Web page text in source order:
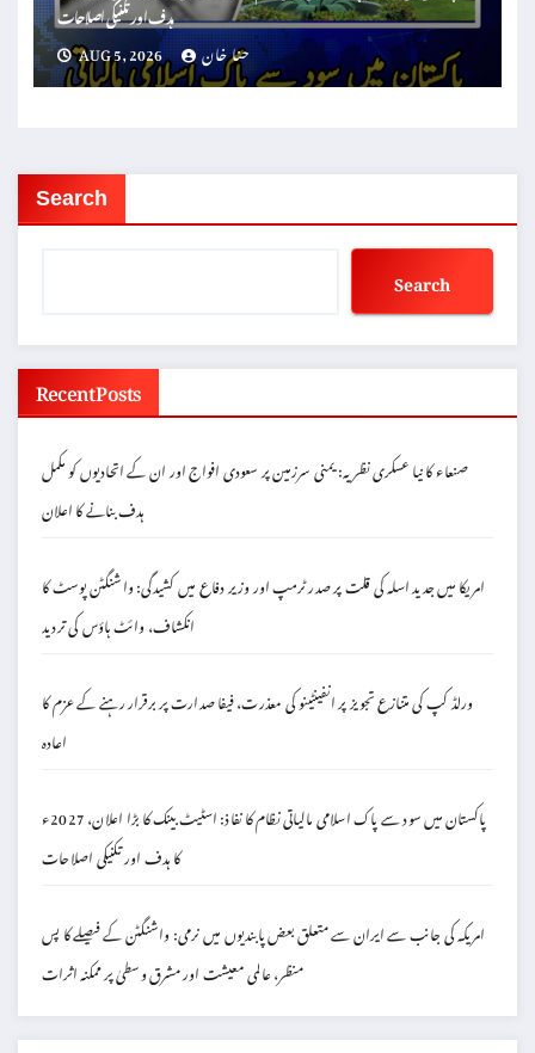
ہدف اور تکنیکی اصلاحات
AUG 5, 2026
حنا خان
Search
Search
Recent Posts
صنعاء کا نیا عسکری نظریہ: یمنی سرزمین پر سعودی افواج اور ان کے اتحادیوں کو مکمل
ہدف بنانے کا اعلان
امریکا میں جدید اسلہ کی قلت پر صدر ٹرمپ اور وزیر دفاع میں کشیدگی: واشنگٹن پوسٹ کا
انکشاف، وائٹ ہاؤس کی تردید
ورلڈ کپ کی متنازع تجویز پر انفینٹینو کی معذرت، فیفا صدارت پر برقرار رہنے کے عزم کا
اعادہ
پاکستان میں سود سے پاک اسلامی مالیاتی نظام کا نفاذ: اسٹیٹ بینک کا بڑا اعلان، 2027ء
کا ہدف اور تکنیکی اصلاحات
امریکہ کی جانب سے ایران سے متعلق بعض پابندیوں میں نرمی: واشنگٹن کے فیصلے کا پس
منظر، عالمی معیشت اور مشرق وسطیٰ پر ممکنہ اثرات